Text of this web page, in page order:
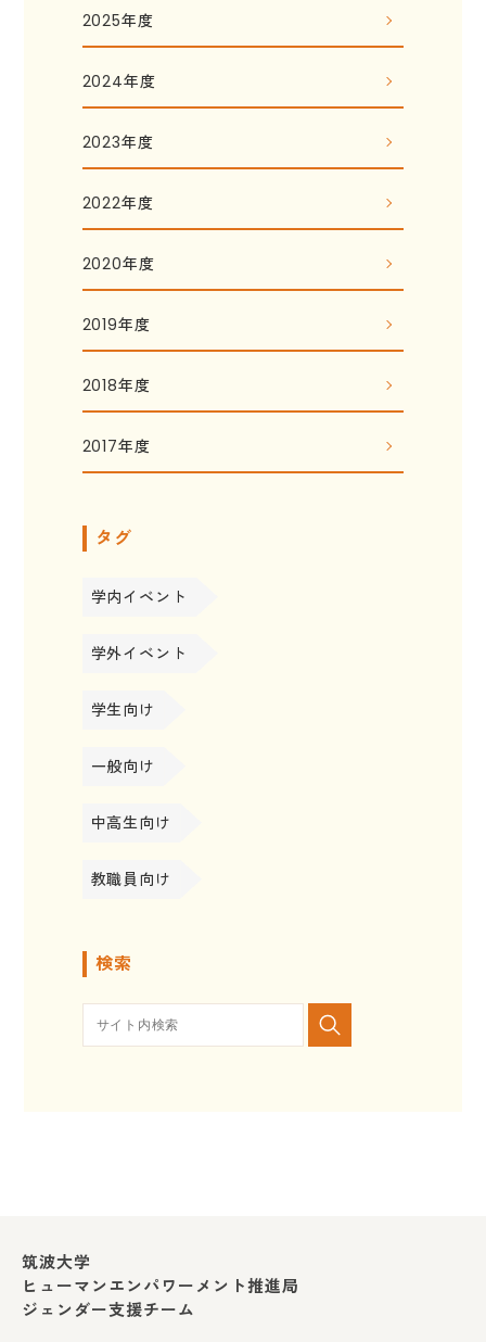
2025年度
2024年度
2023年度
2022年度
2020年度
2019年度
2018年度
2017年度
タグ
学内イベント
学外イベント
学生向け
一般向け
中高生向け
教職員向け
検索
筑波大学
ヒューマンエンパワーメント推進局
ジェンダー支援チーム